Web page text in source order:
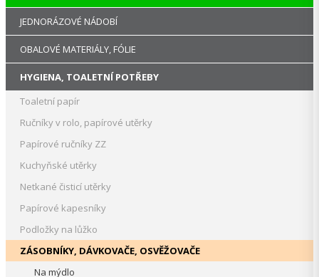
JEDNORÁZOVÉ NÁDOBÍ
OBALOVÉ MATERIÁLY, FÓLIE
HYGIENA, TOALETNÍ POTŘEBY
Toaletní papír
Ručníky v rolo, papírové utěrky
Papírové ručníky ZZ
Kuchyňské utěrky
Netkané čisticí utěrky
Papírové kapesníky
Podložky na lůžko
ZÁSOBNÍKY, DÁVKOVAČE, OSVĚŽOVAČE
Na mýdlo